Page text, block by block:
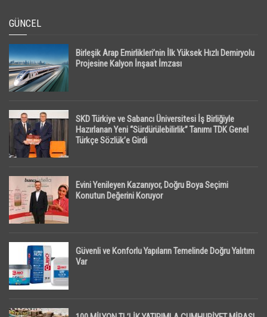
GÜNCEL
Birleşik Arap Emirlikleri’nin İlk Yüksek Hızlı Demiryolu
Projesine Kalyon İnşaat İmzası
SKD Türkiye ve Sabancı Üniversitesi İş Birliğiyle
Hazırlanan Yeni “Sürdürülebilirlik” Tanımı TDK Genel
Türkçe Sözlük’e Girdi
Evini Yenileyen Kazanıyor, Doğru Boya Seçimi
Konutun Değerini Koruyor
Güvenli ve Konforlu Yapıların Temelinde Doğru Yalıtım
Var